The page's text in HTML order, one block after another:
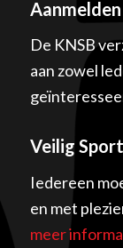
De KNSB
aan zowel
Veilig
Iedereen
en met
meer